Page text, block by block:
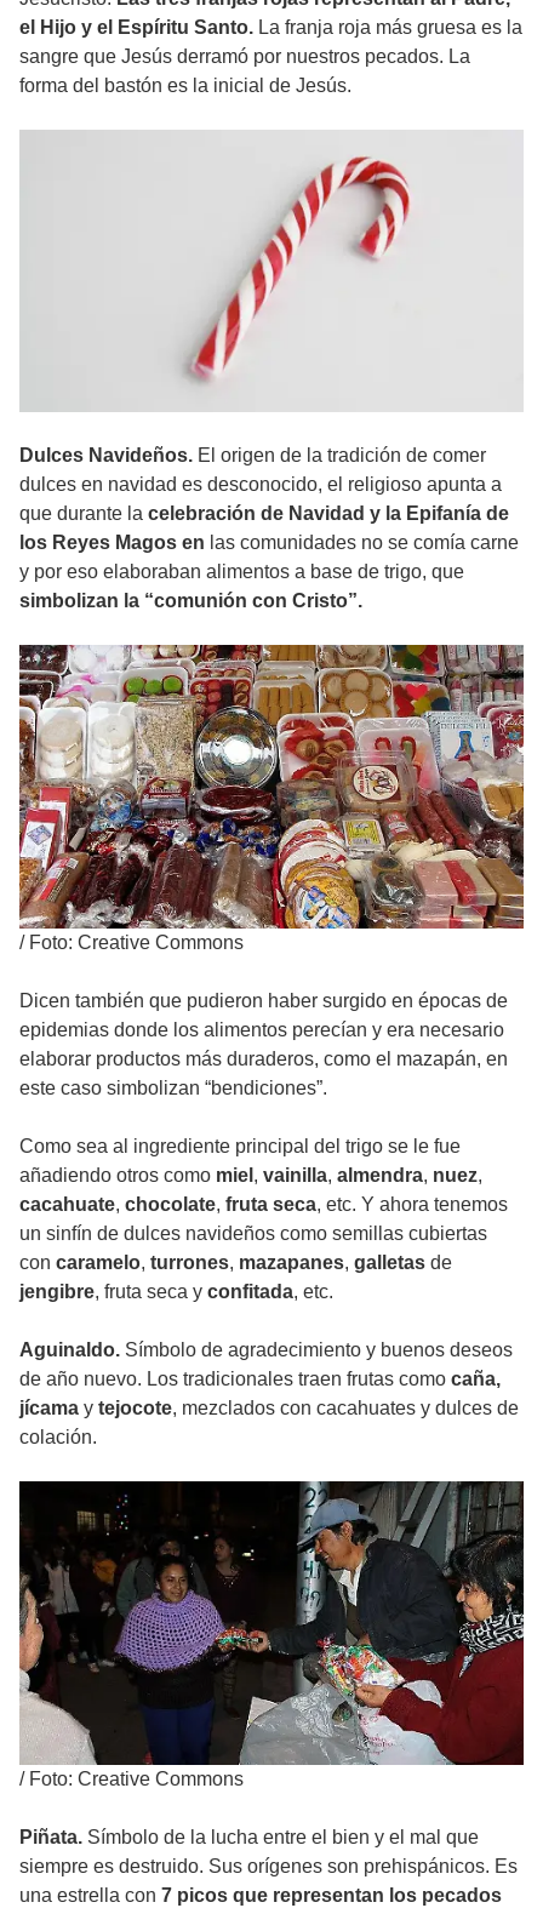
el Hijo y el Espíritu Santo. La franja roja más gruesa es la
sangre que Jesús derramó por nuestros pecados. La
forma del bastón es la inicial de Jesús.
Dulces Navideños. El origen de la tradición de comer
dulces en navidad es desconocido, el religioso apunta a
que durante la celebración de Navidad y la Epifanía de
los Reyes Magos en las comunidades no se comía carne
y por eso elaboraban alimentos a base de trigo, que
simbolizan la “comunión con Cristo”.
/ Foto: Creative Commons
Dicen también que pudieron haber surgido en épocas de
epidemias donde los alimentos perecían y era necesario
elaborar productos más duraderos, como el mazapán, en
este caso simbolizan “bendiciones”.
Como sea al ingrediente principal del trigo se le fue
añadiendo otros como miel , vainilla, almendra, nuez,
cacahuate, chocolate, fruta seca, etc. Y ahora tenemos
un sinfín de dulces navideños como semillas cubiertas
con caramelo, turrones, mazapanes, galletas de
jengibre, fruta seca y confitada, etc.
Aguinaldo. Símbolo de agradecimiento y buenos deseos
de año nuevo. Los tradicionales traen frutas como caña,
jícama y tejocote, mezclados con cacahuates y dulces de
colación.
/ Foto: Creative Commons
Piñata. Símbolo de la lucha entre el bien y el mal que
siempre es destruido. Sus orígenes son prehispánicos. Es
una estrella con 7 picos que representan los pecados